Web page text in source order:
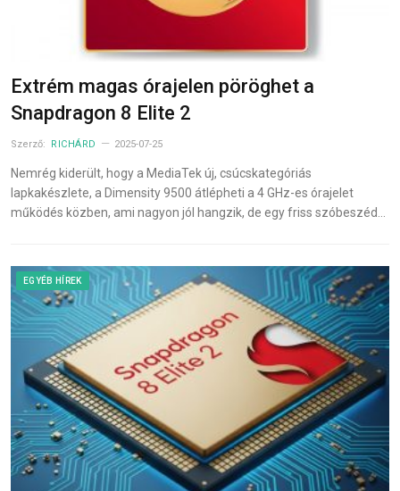
Extrém magas órajelen pöröghet a
Snapdragon 8 Elite 2
Szerző: RICHÁRD 2025-07-25
Nemrég kiderült, hogy a MediaTek új, csúcskategóriás
lapkakészlete, a Dimensity 9500 átlépheti a 4 GHz-es órajelet
működés közben, ami nagyon jól hangzik, de egy friss szóbeszéd…
EGYÉB HÍREK